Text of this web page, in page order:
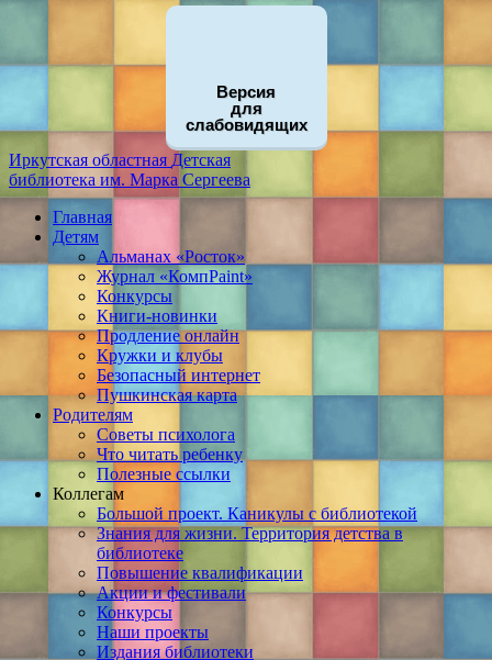
Версия
для
слабовидящих
Иркутская областная Детская
библиотека им. Марка Сергеева
Главная
Детям
Альманах «Росток»
Журнал «КомпPaint»
Конкурсы
Книги-новинки
Продление онлайн
Кружки и клубы
Безопасный интернет
Пушкинская карта
Родителям
Советы психолога
Что читать ребенку
Полезные ссылки
Коллегам
Большой проект. Каникулы с библиотекой
Знания для жизни. Территория детства в
библиотеке
Повышение квалификации
Акции и фестивали
Конкурсы
Наши проекты
Издания библиотеки